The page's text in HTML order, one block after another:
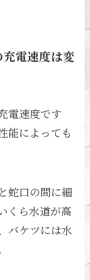
電速度は変
電速度です
能によっても
蛇口の間に細
くら水道が高
バケツには水